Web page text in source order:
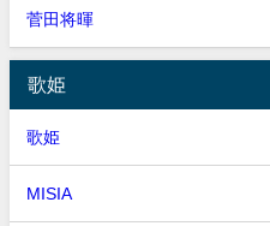
菅田将暉
歌姫
歌姫
MISIA